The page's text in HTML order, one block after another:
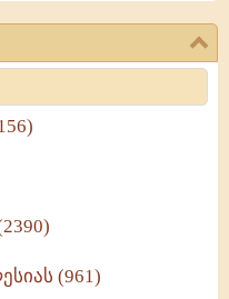
(961)